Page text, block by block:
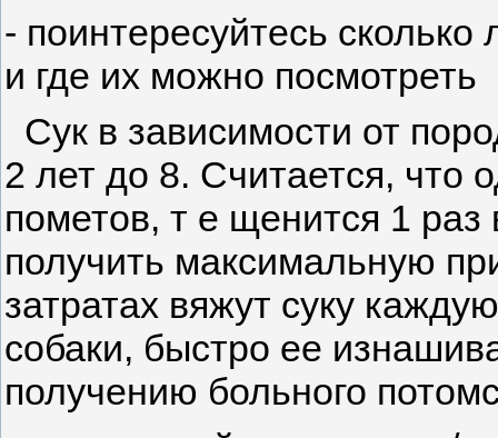
- поинтересуйтесь
и где их можно посмотреть
Сук в зависимости от
2 лет до 8. Считается, что
пометов, т е щенится 1
получить максимальную
затратах вяжут суку
собаки, быстро ее
получению больного